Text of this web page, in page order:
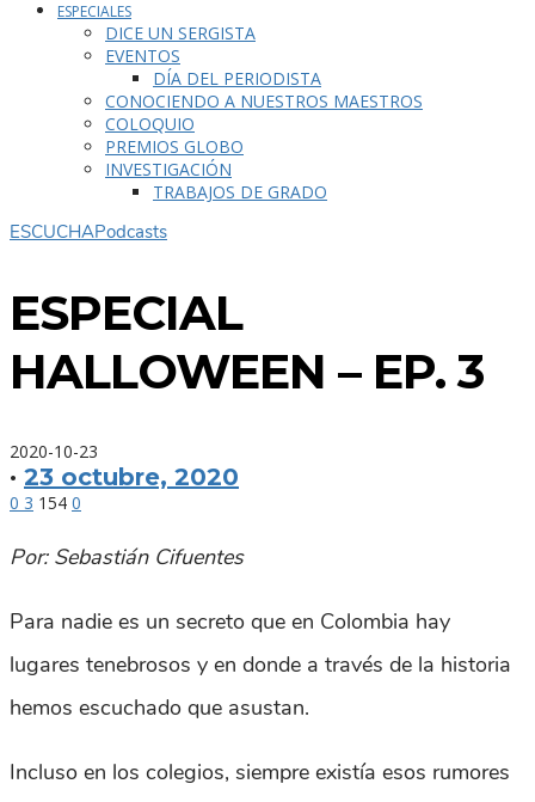
ESPECIALES
DICE UN SERGISTA
EVENTOS
DÍA DEL PERIODISTA
CONOCIENDO A NUESTROS MAESTROS
COLOQUIO
PREMIOS GLOBO
INVESTIGACIÓN
TRABAJOS DE GRADO
ESCUCHAPodcasts
ESPECIAL
HALLOWEEN – EP. 3
2020-10-23
· 23 octubre, 2020
0 3 154 0
Por: Sebastián Cifuentes
Para nadie es un secreto que en Colombia hay
lugares tenebrosos y en donde a través de la historia
hemos escuchado que asustan.
Incluso en los colegios, siempre existía esos rumores